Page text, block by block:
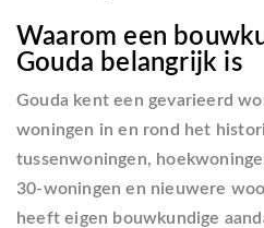
Waarom een
Gouda belangrijk is
Gouda kent een gevarieerd
woningen in en rond het
tussenwoningen,
30-woningen en nieuwere
heeft eigen bouwkundige